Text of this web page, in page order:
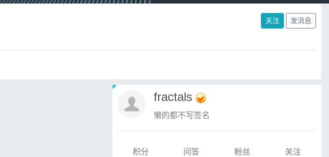
关注 发消息
fractals
懒的都不写签名
积分
问答
粉丝
关注